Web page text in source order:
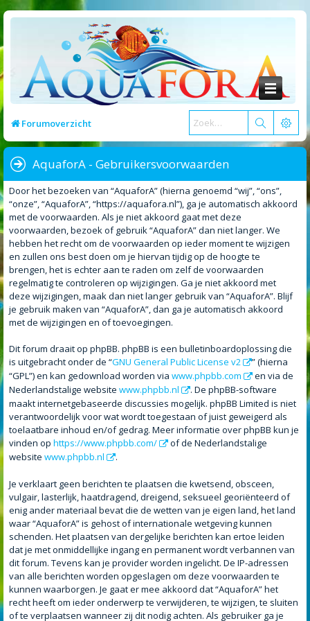
Forumoverzicht
AquaforA - Gebruikersvoorwaarden
Door het bezoeken van “AquaforA” (hierna genoemd “wij”, “ons”,
“onze”, “AquaforA”, “https://aquafora.nl”), ga je automatisch akkoord
met de voorwaarden. Als je niet akkoord gaat met deze
voorwaarden, bezoek of gebruik “AquaforA” dan niet langer. We
hebben het recht om de voorwaarden op ieder moment te wijzigen
en zullen ons best doen om je hiervan tijdig op de hoogte te
brengen, het is echter aan te raden om zelf de voorwaarden
regelmatig te controleren op wijzigingen. Ga je niet akkoord met
deze wijzigingen, maak dan niet langer gebruik van “AquaforA”. Blijf
je gebruik maken van “AquaforA”, dan ga je automatisch akkoord
met de wijzigingen en of toevoegingen.
Dit forum draait op phpBB. phpBB is een bulletinboardoplossing die
is uitgebracht onder de “GNU General Public License v2
” (hierna
“GPL”) en kan gedownload worden via www.phpbb.com
en via de
Nederlandstalige website www.phpbb.nl
. De phpBB-software
maakt internetgebaseerde discussies mogelijk. phpBB Limited is niet
verantwoordelijk voor wat wordt toegestaan of juist geweigerd als
toelaatbare inhoud en/of gedrag. Meer informatie over phpBB kun je
vinden op https://www.phpbb.com/
of de Nederlandstalige
website www.phpbb.nl .
Je verklaart geen berichten te plaatsen die kwetsend, obsceen,
vulgair, lasterlijk, haatdragend, dreigend, seksueel georiënteerd of
enig ander materiaal bevat die de wetten van je eigen land, het land
waar “AquaforA” is gehost of internationale wetgeving kunnen
schenden. Het plaatsen van dergelijke berichten kan ertoe leiden
dat je met onmiddellijke ingang en permanent wordt verbannen van
dit forum. Tevens kan je provider worden ingelicht. De IP-adressen
van alle berichten worden opgeslagen om deze voorwaarden te
kunnen waarborgen. Je gaat er mee akkoord dat “AquaforA” het
recht heeft om ieder onderwerp te verwijderen, te wijzigen, te sluiten
of te verplaatsen wanneer zij dit nodig achten. Als gebruiker ga je